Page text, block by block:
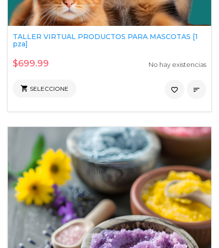
TALLER VIRTUAL PRODUCTOS PARA MASCOTAS [1
pza]
$699.99 No hay existencias
 SELECCIONE 
favorite_border